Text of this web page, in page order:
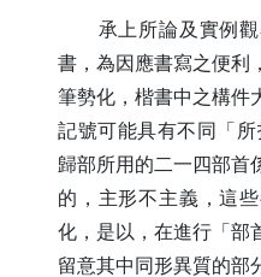
承上所論及實例
書，為因應書寫之便利
筆勢化，楷書中之構件
記號可能具有不同「
歸部所用的二一四部首
的，主形不主義，這
化，是以，在進行「部
留意其中同形異質的部